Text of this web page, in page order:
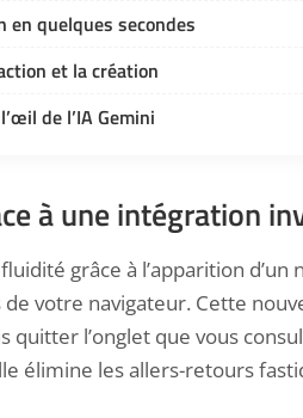
en quelques secondes
et la création
de l’IA Gemini
à une intégration
grâce à l’apparition
votre navigateur. Cette
quitter l’onglet que vous
élimine les allers-retours